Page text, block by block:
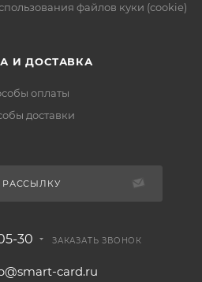
файлов куки (cookie)
И ДОСТАВКА
оплаты
доставки
РАССЫЛКУ
30 ЗАКАЗАТЬ ЗВОНОК
card.ru